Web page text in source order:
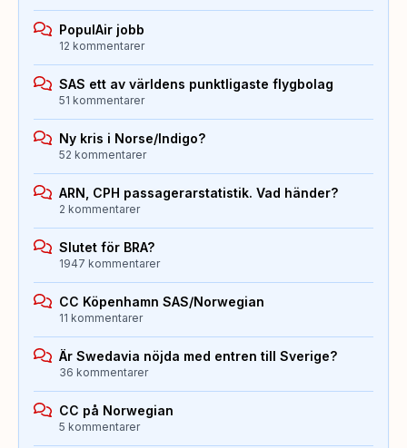
PopulAir jobb
12 kommentarer
SAS ett av världens punktligaste flygbolag
51 kommentarer
Ny kris i Norse/Indigo?
52 kommentarer
ARN, CPH passagerarstatistik. Vad händer?
2 kommentarer
Slutet för BRA?
1947 kommentarer
CC Köpenhamn SAS/Norwegian
11 kommentarer
Är Swedavia nöjda med entren till Sverige?
36 kommentarer
CC på Norwegian
5 kommentarer